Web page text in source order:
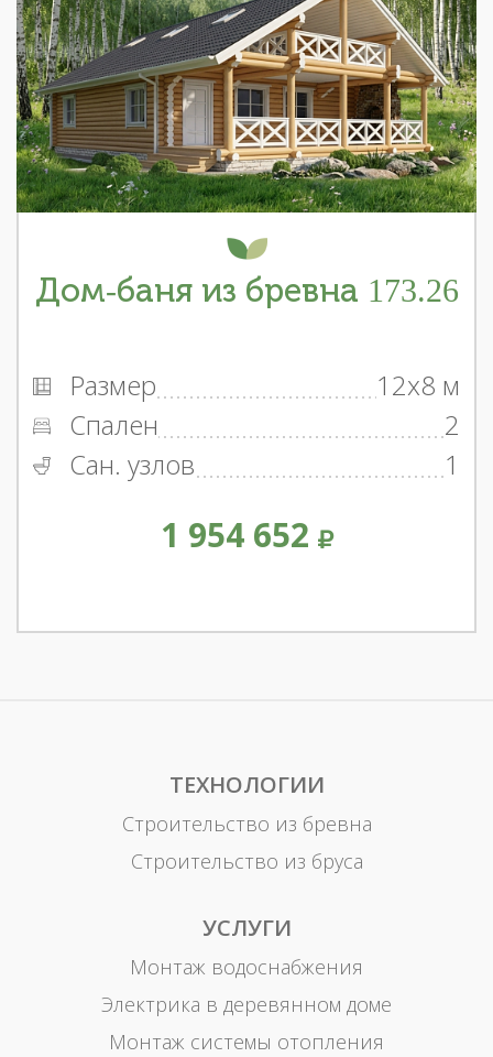
Дом-баня из бревна 173.26
Размер
12x8 м
Спален
2
Сан. узлов
1
1 954 652
ТЕХНОЛОГИИ
Строительство из бревна
Строительство из бруса
УСЛУГИ
Монтаж водоснабжения
Электрика в деревянном доме
Монтаж системы отопления